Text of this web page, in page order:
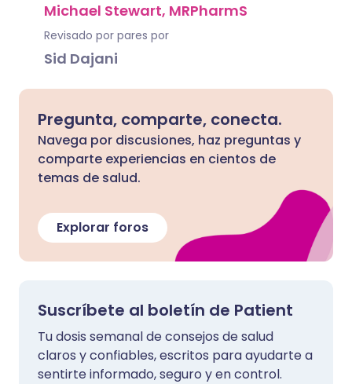
Michael Stewart, MRPharmS
Revisado por pares por
Sid Dajani
Pregunta, comparte, conecta.
Navega por discusiones, haz preguntas y
comparte experiencias en cientos de
temas de salud.
Explorar foros
Suscríbete al boletín de Patient
Tu dosis semanal de consejos de salud
claros y confiables, escritos para ayudarte a
sentirte informado, seguro y en control.